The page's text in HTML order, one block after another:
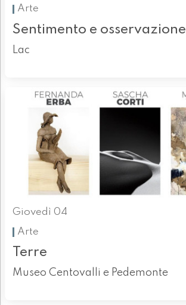
Arte
Sentimento e osservazione
Lac
Giovedì 04
Arte
Terre
Museo Centovalli e Pedemonte